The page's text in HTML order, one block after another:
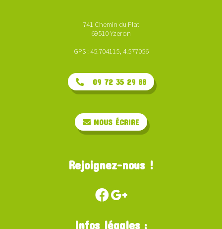
741 Chemin du Plat
69510 Yzeron
GPS : 45.704115, 4.577056
09 72 35 29 88
NOUS ÉCRIRE
Rejoignez-nous !
Infos légales :